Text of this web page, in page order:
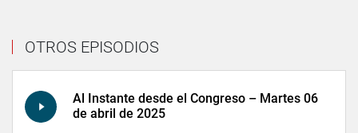
OTROS EPISODIOS
Al Instante desde el Congreso – Martes 06
de abril de 2025